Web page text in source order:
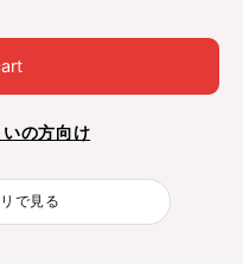
の方向け
で見る